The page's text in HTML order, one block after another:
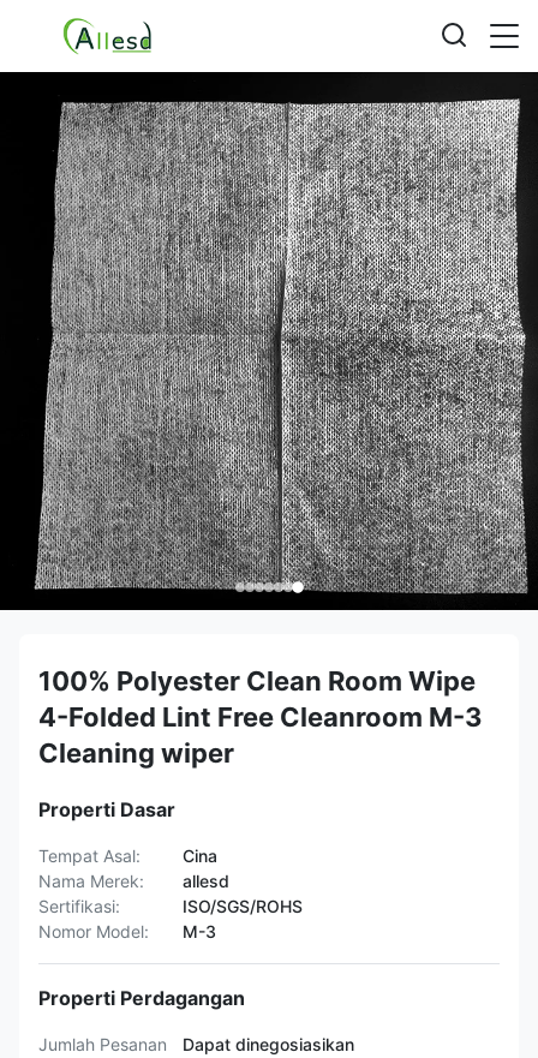
100% Polyester Clean Room Wipe
4-Folded Lint Free Cleanroom M-3
Cleaning wiper
Properti Dasar
Tempat Asal:
Cina
Nama Merek:
allesd
Sertifikasi:
ISO/SGS/ROHS
Nomor Model:
M-3
Properti Perdagangan
Jumlah Pesanan
Dapat dinegosiasikan